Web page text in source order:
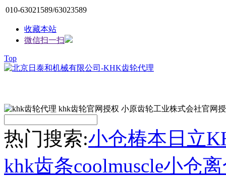
010-63021589/63023589
收藏本站
微信扫一扫
Top
热门搜索:小仓椿本 日立
khk齿条coolmuscle小仓